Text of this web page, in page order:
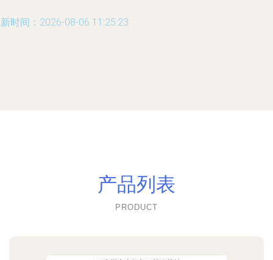
时间：2026-08-06 11:25:23
产品列表
PRODUCT